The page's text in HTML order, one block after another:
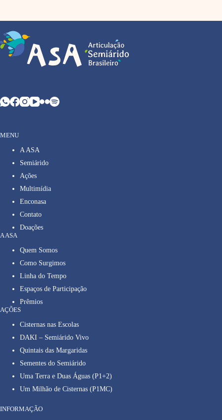
MENU
A ASA
Semiárido
Ações
Multimídia
Enconasa
Contato
Doações
A ASA
Quem Somos
Como Surgimos
Linha do Tempo
Espaços de Participação
Prêmios
AÇÕES
Cisternas nas Escolas
DAKI – Semiárido Vivo
Quintais das Margaridas
Sementes do Semiárido
Uma Terra e Duas Águas (P1+2)
Um Milhão de Cisternas (P1MC)
INFORMAÇÃO